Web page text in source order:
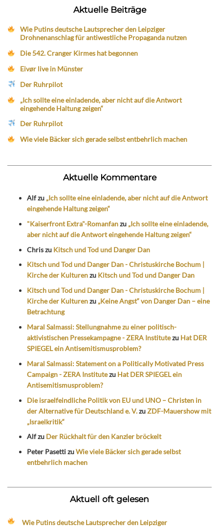
Aktuelle Beiträge
Wie Putins deutsche Lautsprecher den Leipziger
Drohnenanschlag für antiwestliche Propaganda nutzen
Die 542. Cranger Kirmes hat begonnen
Eivør live in Münster
Der Ruhrpilot
„Ich sollte eine einladende, aber nicht auf die Antwort
eingehende Haltung zeigen“
Der Ruhrpilot
Wie viele Bäcker sich gerade selbst entbehrlich machen
Aktuelle Kommentare
Alfzu „Ich sollte eine einladende, aber nicht auf die Antwort
eingehende Haltung zeigen“
"Kaiserfront Extra"-Romanfanzu „Ich sollte eine einladende,
aber nicht auf die Antwort eingehende Haltung zeigen“
Chriszu Kitsch und Tod und Danger Dan
Kitsch und Tod und Danger Dan - Christuskirche Bochum |
Kirche der Kulturenzu Kitsch und Tod und Danger Dan
Kitsch und Tod und Danger Dan - Christuskirche Bochum |
Kirche der Kulturenzu „Keine Angst“ von Danger Dan – eine
Betrachtung
Maral Salmassi: Stellungnahme zu einer politisch-
aktivistischen Pressekampagne - ZERA Institutezu Hat DER
SPIEGEL ein Antisemitismusproblem?
Maral Salmassi: Statement on a Politically Motivated Press
Campaign - ZERA Institutezu Hat DER SPIEGEL ein
Antisemitismusproblem?
Die israelfeindliche Politik von EU und UNO – Christen in
der Alternative für Deutschland e. V.zuZDF-Mauershow mit
„Israelkritik“
Alfzu Der Rückhalt für den Kanzler bröckelt
Peter PasettizuWie viele Bäcker sich gerade selbst
entbehrlich machen
Aktuell oft gelesen
Wie Putins deutsche Lautsprecher den Leipziger